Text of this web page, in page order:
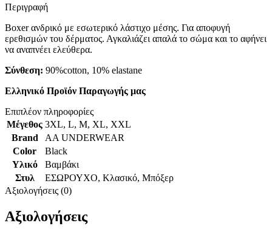
Περιγραφή
Boxer ανδρικό με εσωτερικό λάστιχο μέσης. Για αποφυγή
ερεθισμών του δέρματος. Αγκαλιάζει απαλά το σώμα και το αφήνει
να αναπνέει ελεύθερα.
Σύνθεση: 90%cotton, 10% elastane
Ελληνικό Προϊόν Παραγωγής μας
Επιπλέον πληροφορίες
Μέγεθος 3XL, L, M, XL, XXL
Brand
AA UNDERWEAR
Color
Black
Υλικό
Βαμβάκι
Στυλ
ΕΣΩΡΟΥΧΟ, Κλασικό, Μπόξερ
Αξιολογήσεις (0)
Αξιολογήσεις